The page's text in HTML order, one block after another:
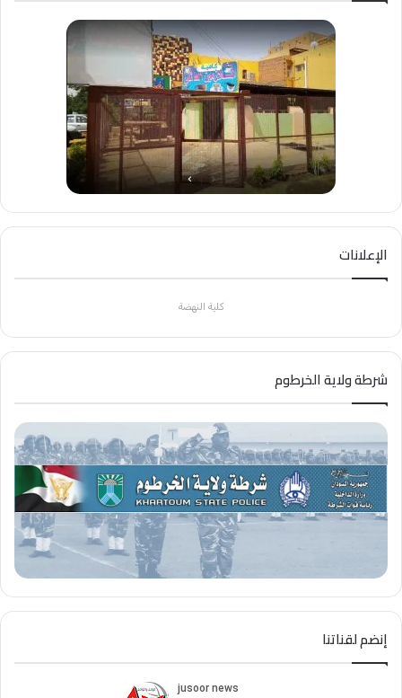
الإعلانات
كلية النهضة
شرطة ولاية الخرطوم
إنضم لقناتنا